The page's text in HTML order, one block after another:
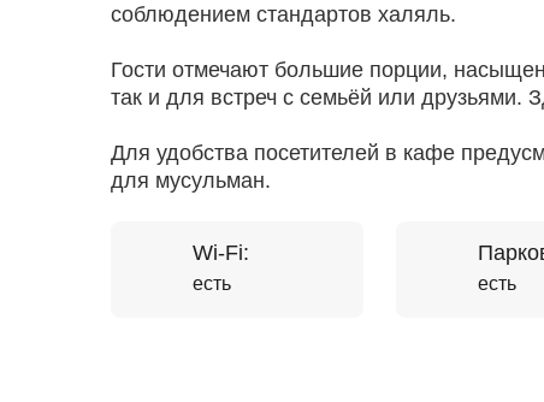
есть
Wi-Fi:
есть
соблюдением стандартов халяль.
Гости отмечают большие порции,
так и для встреч с семьёй или друзьями.
Для удобства посетителей в кафе
для мусульман.